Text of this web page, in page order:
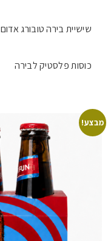
שישיית בירה טובורג אדום
כוסות פלסטיק לבירה
מבצע!